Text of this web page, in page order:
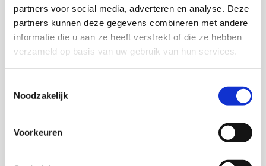
partners voor social media, adverteren en analyse. Deze
partners kunnen deze gegevens combineren met andere
informatie die u aan ze heeft verstrekt of die ze hebben
verzameld op basis van uw gebruik van hun services.
Noodzakelijk
Voorkeuren
Onderzoekers
Senior onderzoeker
Inge Razenberg